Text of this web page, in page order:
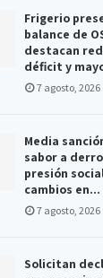
Frigerio
balance de
destacan
déficit y
7 agosto, 2026
Media
sabor a
presión
cambios en...
7 agosto, 2026
Solicitan